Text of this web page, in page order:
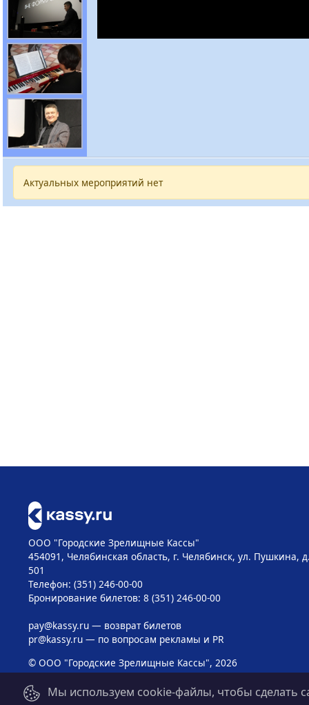
Актуальных мероприятий нет
ООО "Городские Зрелищные Кассы"
454091, Челябинская область, г. Челябинск, ул. Пушкина,
501
Телефон: (351) 246-00-00
Бронирование билетов: 8 (351) 246-00-00
pay@kassy.ru— возврат билетов
pr@kassy.ru— по вопросам рекламы и PR
© ООО "Городские Зрелищные Кассы", 2026
Мы используем cookie-файлы, чтобы сделать